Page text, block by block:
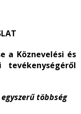
a Köznevelési és
tevékenységéről
egyszerű többség